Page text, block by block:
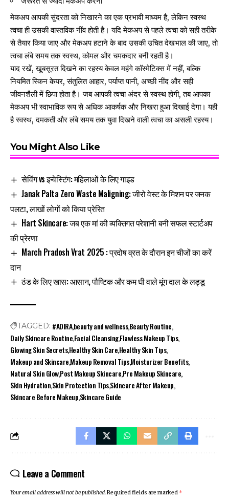
मेकअप आपकी सुंदरता को निखारने का एक प्रभावी माध्यम है, लेकिन स्वस्थ
त्वचा ही उसकी वास्तविक नींव होती है। यदि मेकअप से पहले त्वचा को सही तरीके
से तैयार किया जाए और मेकअप हटाने के बाद उसकी उचित देखभाल की जाए, तो
त्वचा लंबे समय तक स्वस्थ, कोमल और चमकदार बनी रहती है।
याद रखें, खूबसूरत दिखने का रहस्य केवल महंगे कॉस्मेटिक्स में नहीं, बल्कि
नियमित स्किन केयर, संतुलित आहार, पर्याप्त पानी, अच्छी नींद और सही
जीवनशैली में छिपा होता है। जब आपकी त्वचा अंदर से स्वस्थ होगी, तब आपका
मेकअप भी स्वाभाविक रूप से अधिक आकर्षक और निखरा हुआ दिखाई देगा। यही
है स्वस्थ, दमकती और लंबे समय तक युवा दिखने वाली त्वचा का असली रहस्य।
You Might Also Like
सेविंग vs इन्वेस्टिंग: महिलाओं के लिए गाइड
Janak Palta Zero Waste Maligning: जीरो वेस्ट के मिशन पर जनक
पलटा, लाखों लोगों को किया प्रेरित
Hart Skincare: जब एक मां की व्यक्तिगत परेशानी बनी सफल स्टार्टअप
की प्रेरणा
March Pradosh Vrat 2025 : प्रदोष व्रत के दौरान इन चीजों का करें
दान
ठंड के लिए खास: आसान, पौष्टिक और कम घी वाले मूंग दाल के लड्डू
TAGGED: #ADIRAbeauty and wellnessBeauty Routine
Daily Skincare RoutineFacial CleansingFlawless Makeup Tips
Glowing Skin SecretsHealthy Skin CareHealthy Skin Tips
Makeup and SkincareMakeup Removal TipsMoisturizer Benefits
Natural Skin GlowPost Makeup SkincarePre Makeup Skincare
Skin HydrationSkin Protection TipsSkincare After Makeup
Skincare Before MakeupSkincare Guide
Leave a Comment
Your email address will not be published.Required fields are marked *